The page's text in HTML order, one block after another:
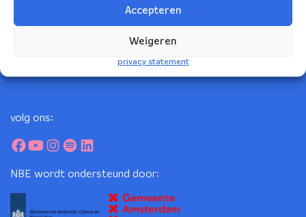
Accepteren
Weigeren
privacy statement
Korte Leidsedwarsstraat 12
1017 RC Amsterdam
volg ons:
NBE wordt ondersteund door: